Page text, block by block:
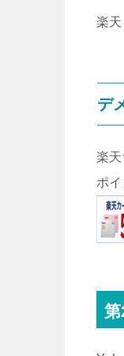
楽
デ
楽
ポ